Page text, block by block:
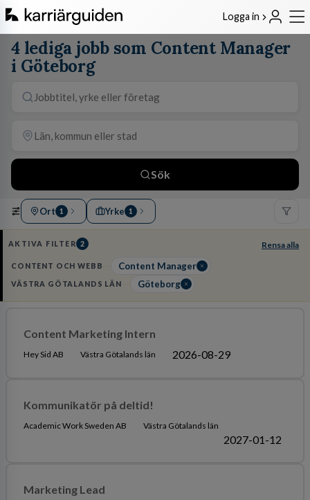
Logga in
4 lediga jobb som Content Manager
i Göteborg
Sök
Ort 1 Yrke 1
AKTIVA FILTER 2 Rensa alla
CONTENT OCH WEBB Content Manager
VÄSTRA GÖTALANDS LÄN Göteborg
Content Marketing Intern
Hey Sid AB Västra Götalands län 2026-08-29
Kommunikatör på deltid!
Academic Work Sweden AB Västra Götalands län
2027-01-12
Marketing Lead